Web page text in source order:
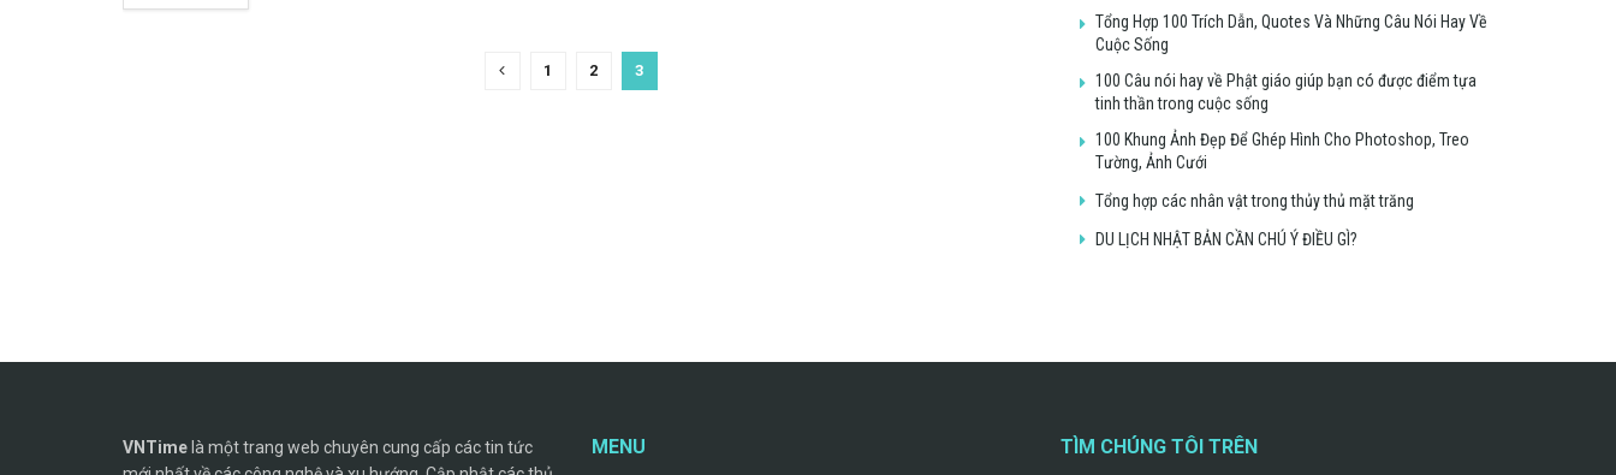
1 2 3
Tổng Hợp 100 Trích Dẫn, Quotes Và Những Câu Nói Hay Về
Cuộc Sống
100 Câu nói hay về Phật giáo giúp bạn có được điểm tựa
tinh thần trong cuộc sống
100 Khung Ảnh Đẹp Để Ghép Hình Cho Photoshop, Treo
Tường, Ảnh Cưới
Tổng hợp các nhân vật trong thủy thủ mặt trăng
DU LỊCH NHẬT BẢN CẦN CHÚ Ý ĐIỀU GÌ?
VNTime là một trang web chuyên cung cấp các tin tức
MENU TÌM CHÚNG TÔI TRÊN